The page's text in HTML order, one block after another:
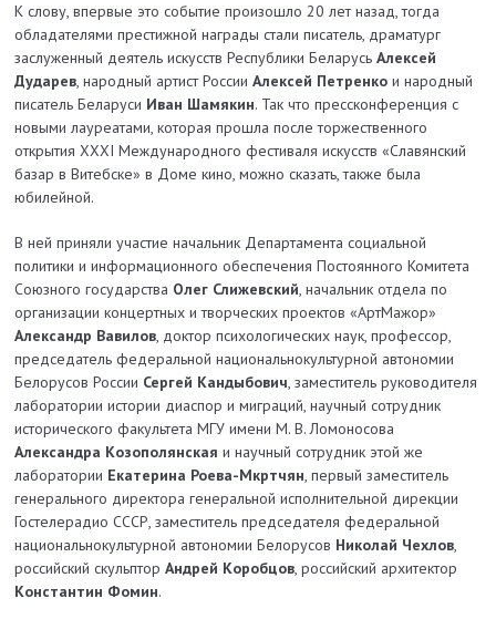
Кслову, впервые это событие произошло 20 лет назад, тогда
обладателями престижной награды стали писатель, драматург
заслуженный деятель искусств Республики БеларусьАлексей
Дударев, народный артист РоссииАлексей Петренкои народный
писатель Беларуси Иван Шамякин. Так что пресс­конференция с
новыми лауреатами, которая прошла после торжественного
открытия XXXI Международного фестиваля искусств «Славянский
базар в Витебске» в Доме кино, можно сказать, также была
юбилейной.
В ней приняли участие начальник Департамента социальной
политики и информационного обеспечения Постоянного Комитета
Союзного государства Олег Слижевский, начальник отдела по
организации концертных и творческих проектов «Арт­Мажор»
Александр Вавилов, доктор психологических наук, профессор,
председатель федеральной национально­культурной автономии
Белорусов России Сергей Кандыбович, заместитель руководителя
лаборатории истории диаспор и миграций, научный сотрудник
исторического факультета МГУ имени М. В. Ломоносова
Александра Козополянскаяи научный сотрудник этой же
лаборатории Екатерина Роева-­Мкртчян, первый заместитель
генерального директора генеральной исполнительной дирекции
Гостелерадио СССР, заместитель председателя федеральной
национально­культурной автономии Белорусов Николай Чехлов,
российский скульп­торАндрей Коробцов, российский архитектор
Константин Фомин.